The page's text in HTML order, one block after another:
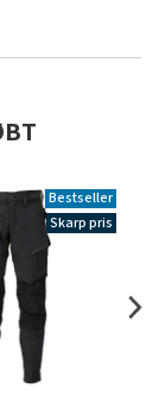
Bestseller
Skarp pris